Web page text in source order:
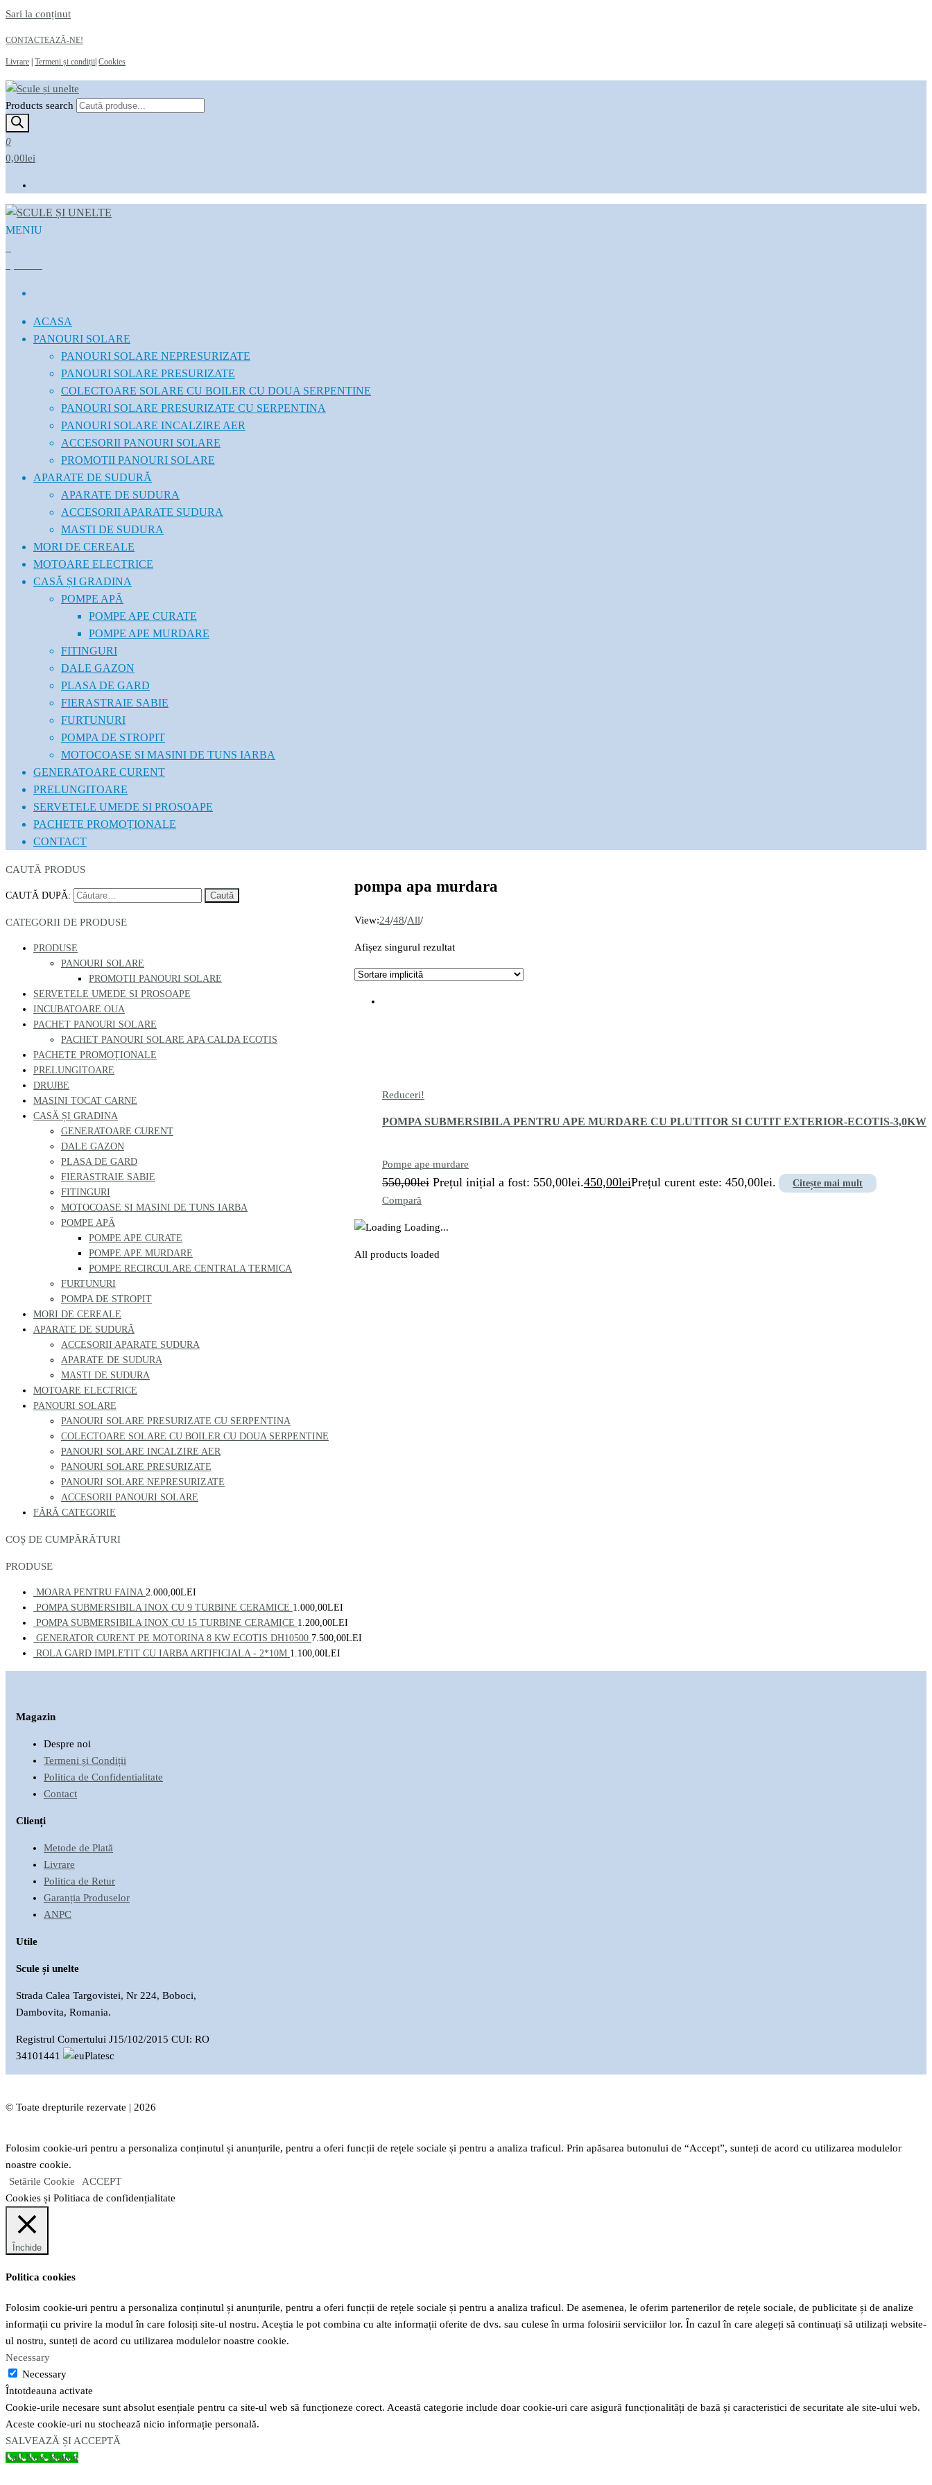
Sari la conținut
CONTACTEAZĂ-NE!
Livrare Termeni și condiții Cookies
Scule și unelte
Magazin online
Products search
0
0,00lei
MENIU
ACASA
PANOURI SOLARE
PANOURI SOLARE NEPRESURIZATE
PANOURI SOLARE PRESURIZATE
COLECTOARE SOLARE CU BOILER CU DOUA SERPENTINE
PANOURI SOLARE PRESURIZATE CU SERPENTINA
PANOURI SOLARE INCALZIRE AER
ACCESORII PANOURI SOLARE
PROMOTII PANOURI SOLARE
APARATE DE SUDURĂ
APARATE DE SUDURA
ACCESORII APARATE SUDURA
MASTI DE SUDURA
MORI DE CEREALE
MOTOARE ELECTRICE
CASĂ ȘI GRADINA
POMPE APĂ
POMPE APE CURATE
POMPE APE MURDARE
FITINGURI
DALE GAZON
PLASA DE GARD
FIERASTRAIE SABIE
FURTUNURI
POMPA DE STROPIT
MOTOCOASE SI MASINI DE TUNS IARBA
GENERATOARE CURENT
PRELUNGITOARE
SERVETELE UMEDE SI PROSOAPE
PACHETE PROMOȚIONALE
CONTACT
pompa apa murdara
View:24/48/All/
Afișez singurul rezultat
Reduceri!
POMPA SUBMERSIBILA PENTRU APE MURDARE CU PLUTITOR SI CUTIT EXTERIOR-ECOTIS-3,0KW
Pompe ape murdare
550,00lei Prețul inițial a fost: 550,00lei.450,00leiPrețul curent este: 450,00lei. Citește mai mult
Compară
Loading...
All products loaded
CAUTĂ PRODUS
CAUTĂ DUPĂ:
CATEGORII DE PRODUSE
PRODUSE
PANOURI SOLARE
PROMOTII PANOURI SOLARE
SERVETELE UMEDE SI PROSOAPE
INCUBATOARE OUA
PACHET PANOURI SOLARE
PACHET PANOURI SOLARE APA CALDA ECOTIS
PACHETE PROMOȚIONALE
PRELUNGITOARE
DRUJBE
MASINI TOCAT CARNE
CASĂ ȘI GRADINA
GENERATOARE CURENT
DALE GAZON
PLASA DE GARD
FIERASTRAIE SABIE
FITINGURI
MOTOCOASE SI MASINI DE TUNS IARBA
POMPE APĂ
POMPE APE CURATE
POMPE APE MURDARE
POMPE RECIRCULARE CENTRALA TERMICA
FURTUNURI
POMPA DE STROPIT
MORI DE CEREALE
APARATE DE SUDURĂ
ACCESORII APARATE SUDURA
APARATE DE SUDURA
MASTI DE SUDURA
MOTOARE ELECTRICE
PANOURI SOLARE
PANOURI SOLARE PRESURIZATE CU SERPENTINA
COLECTOARE SOLARE CU BOILER CU DOUA SERPENTINE
PANOURI SOLARE INCALZIRE AER
PANOURI SOLARE PRESURIZATE
PANOURI SOLARE NEPRESURIZATE
ACCESORII PANOURI SOLARE
FĂRĂ CATEGORIE
COȘ DE CUMPĂRĂTURI
PRODUSE
MOARA PENTRU FAINA 2.000,00LEI
POMPA SUBMERSIBILA INOX CU 9 TURBINE CERAMICE 1.000,00LEI
POMPA SUBMERSIBILA INOX CU 15 TURBINE CERAMICE 1.200,00LEI
GENERATOR CURENT PE MOTORINA 8 KW ECOTIS DH10500 7.500,00LEI
ROLA GARD IMPLETIT CU IARBA ARTIFICIALA - 2*10M 1.100,00LEI
Magazin
Despre noi
Termeni și Condiții
Politica de Confidentialitate
Contact
Clienți
Metode de Plată
Livrare
Politica de Retur
Garanția Produselor
ANPC
Utile
Scule și unelte
Strada Calea Targovistei, Nr 224, Boboci,
Dambovita, Romania.
Registrul Comertului J15/102/2015 CUI: RO
34101441
© Toate drepturile rezervate | 2026
Folosim cookie-uri pentru a personaliza conținutul și anunțurile, pentru a oferi funcții de rețele sociale și pentru a analiza traficul. Prin apăsarea butonului de “Accept”, sunteți de acord cu utilizarea modulelor
noastre cookie.
Setările Cookie
ACCEPT
Cookies și Politiaca de confidențialitate
Închide
Politica cookies
Folosim cookie-uri pentru a personaliza conținutul și anunțurile, pentru a oferi funcții de rețele sociale și pentru a analiza traficul. De asemenea, le oferim partenerilor de rețele sociale, de publicitate și de analize
informații cu privire la modul în care folosiți site-ul nostru. Aceștia le pot combina cu alte informații oferite de dvs. sau culese în urma folosirii serviciilor lor. În cazul în care alegeți să continuați să utilizați website-
ul nostru, sunteți de acord cu utilizarea modulelor noastre cookie.
Necessary
Necessary
Întotdeauna activate
Cookie-urile necesare sunt absolut esențiale pentru ca site-ul web să funcționeze corect. Această categorie include doar cookie-uri care asigură funcționalități de bază și caracteristici de securitate ale site-ului web.
Aceste cookie-uri nu stochează nicio informație personală.
SALVEAZĂ ȘI ACCEPTĂ
Call Now Button